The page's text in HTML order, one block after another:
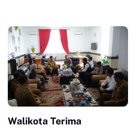
Walikota Terima